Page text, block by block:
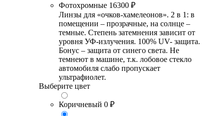
Фотохромные 16300 ₽
Линзы для «очков-хамелеонов». 2 в 1: в
помещении – прозрачные, на солнце –
темные. Степень затемнения зависит от
уровня УФ-излучения. 100% UV- защита.
Бонус – защита от синего света. Не
темнеют в машине, т.к. лобовое стекло
автомобиля слабо пропускает
ультрафиолет.
Выберите цвет
Коричневый 0 ₽